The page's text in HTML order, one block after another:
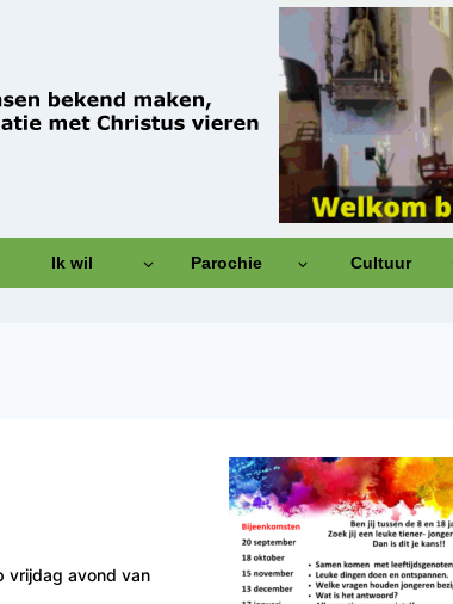
Ik wil Parochie Cultuur
vrijdag avond van